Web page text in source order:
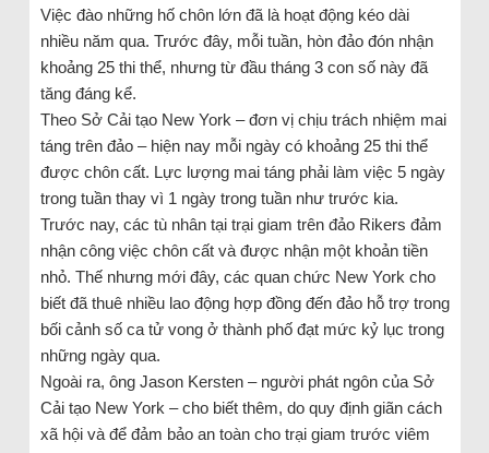
Việc đào những hố chôn lớn đã là hoạt động kéo dài
nhiều năm qua. Trước đây, mỗi tuần, hòn đảo đón nhận
khoảng 25 thi thể, nhưng từ đầu tháng 3 con số này đã
tăng đáng kể.
Theo Sở Cải tạo New York – đơn vị chịu trách nhiệm mai
táng trên đảo – hiện nay mỗi ngày có khoảng 25 thi thể
được chôn cất. Lực lượng mai táng phải làm việc 5 ngày
trong tuần thay vì 1 ngày trong tuần như trước kia.
Trước nay, các tù nhân tại trại giam trên đảo Rikers đảm
nhận công việc chôn cất và được nhận một khoản tiền
nhỏ. Thế nhưng mới đây, các quan chức New York cho
biết đã thuê nhiều lao động hợp đồng đến đảo hỗ trợ trong
bối cảnh số ca tử vong ở thành phố đạt mức kỷ lục trong
những ngày qua.
Ngoài ra, ông Jason Kersten – người phát ngôn của Sở
Cải tạo New York – cho biết thêm, do quy định giãn cách
xã hội và để đảm bảo an toàn cho trại giam trước viêm